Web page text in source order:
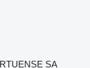
SA